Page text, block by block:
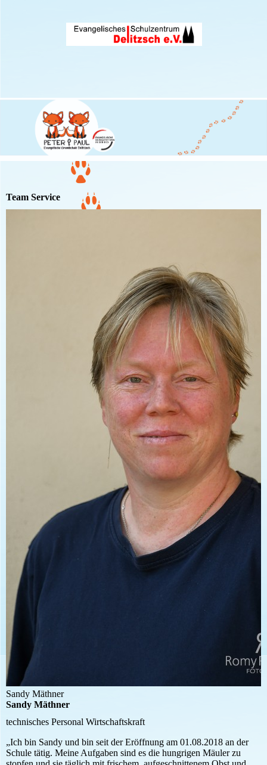
Team Service
Sandy Mäthner
Sandy Mäthner
technisches Personal Wirtschaftskraft
„Ich bin Sandy und bin seit der Eröffnung am 01.08.2018 an der
Schule tätig. Meine Aufgaben sind es die hungrigen Mäuler zu